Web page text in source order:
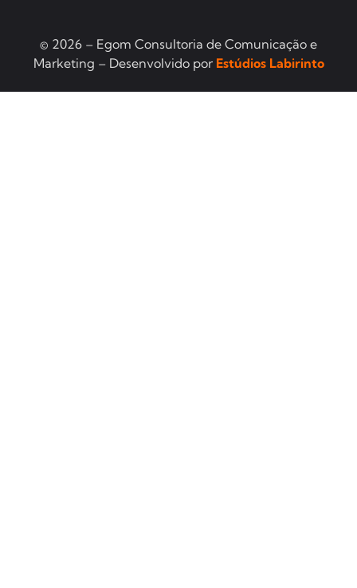
© 2026 – Egom Consultoria de Comunicação e
Marketing – Desenvolvido por Estúdios Labirinto